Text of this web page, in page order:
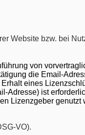
Website bzw. bei
von
die Email-
eines
Adresse) ist
Lizenzgeber genutzt
VO).